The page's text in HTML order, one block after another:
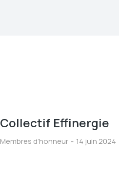
Collectif Effinergie
Membres d’honneur 14 juin 2024